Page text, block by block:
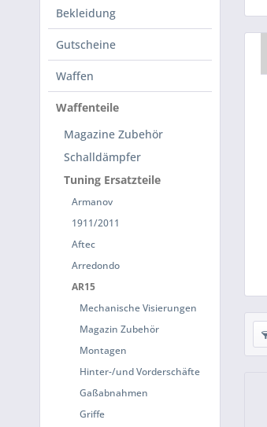
Bekleidung
Gutscheine
Waffen
Waffenteile
Magazine Zubehör
Schalldämpfer
Tuning Ersatzteile
Armanov
1911/2011
Aftec
Arredondo
AR15
Mechanische Visierungen
Magazin Zubehör
Montagen
Hinter-/und Vorderschäfte
Gaßabnahmen
Griffe